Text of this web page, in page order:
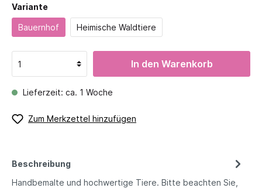
Variante
Bauernhof Heimische Waldtiere
In den Warenkorb
Lieferzeit: ca. 1 Woche
Zum Merkzettel hinzufügen
Beschreibung
Handbemalte und hochwertige Tiere. Bitte beachten Sie,